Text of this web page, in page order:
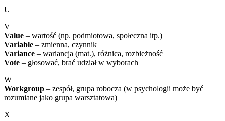
U
V
Value – wartość (np. podmiotowa, społeczna itp.)
Variable – zmienna, czynnik
Variance – wariancja (mat.), różnica, rozbieżność
Vote – głosować, brać udział w wyborach
W
Workgroup – zespół, grupa robocza (w psychologii może być
rozumiane jako grupa warsztatowa)
X